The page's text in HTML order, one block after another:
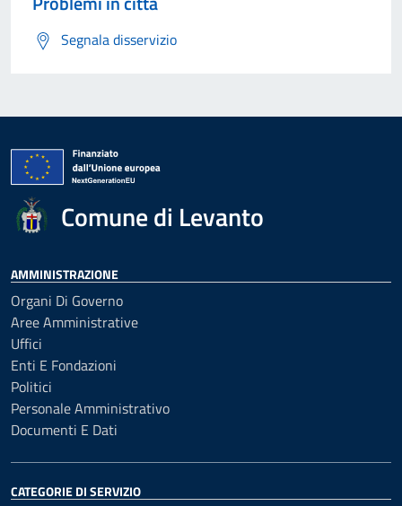
Segnala disservizio
Comune di Levanto
AMMINISTRAZIONE
Organi Di Governo
Aree Amministrative
Uffici
Enti E Fondazioni
Politici
Personale Amministrativo
Documenti E Dati
CATEGORIE DI SERVIZIO